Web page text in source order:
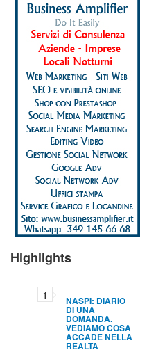
Highlights
NASPI: DIARIO
DI UNA
DOMANDA.
VEDIAMO COSA
ACCADE NELLA
REALTÀ